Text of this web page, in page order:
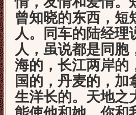
曾知晓的东西，短
人。同车的陆经理
人，虽说都是同胞
海的，长江两岸的
国的，丹麦的，
生洋长的。天地之